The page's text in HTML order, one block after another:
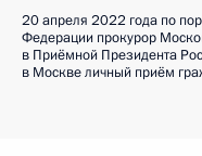
20 апреля 2022 года по
Федерации прокурор
в Приёмной Президента
в Москве личный приём